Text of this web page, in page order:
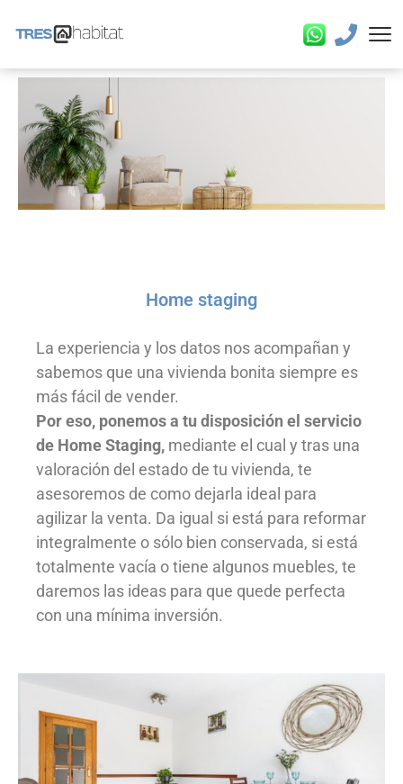
Home staging
La experiencia y los datos nos acompañan y
sabemos que una vivienda bonita siempre es
más fácil de vender.
Por eso, ponemos a tu disposición el servicio
de Home Staging, mediante el cual y tras una
valoración del estado de tu vivienda, te
asesoremos de como dejarla ideal para
agilizar la venta. Da igual si está para reformar
integralmente o sólo bien conservada, si está
totalmente vacía o tiene algunos muebles, te
daremos las ideas para que quede perfecta
con una mínima inversión.